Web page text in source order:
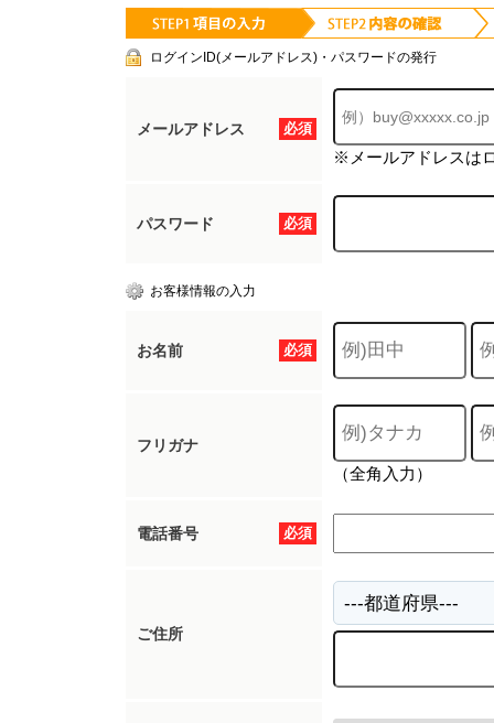
ログインID(メールアドレス)・パスワードの発行
必須
メールアドレス
※メールアドレスは
必須
パスワード
お客様情報の入力
必須
お名前
フリガナ
（全角入力）
必須
電話番号
ご住所